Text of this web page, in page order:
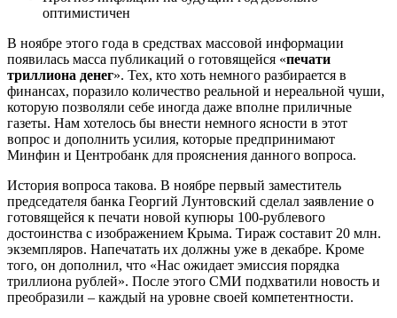
оптимистичен
В ноябре этого года в средствах массовой информации
появилась масса публикаций о готовящейся «печати
триллиона денег». Тех, кто хоть немного разбирается в
финансах, поразило количество реальной и нереальной чуши,
которую позволяли себе иногда даже вполне приличные
газеты. Нам хотелось бы внести немного ясности в этот
вопрос и дополнить усилия, которые предпринимают
Минфин и Центробанк для прояснения данного вопроса.
История вопроса такова. В ноябре первый заместитель
председателя банка Георгий Лунтовский сделал заявление о
готовящейся к печати новой купюры 100-рублевого
достоинства с изображением Крыма. Тираж составит 20 млн.
экземпляров. Напечатать их должны уже в декабре. Кроме
того, он дополнил, что «Нас ожидает эмиссия порядка
триллиона рублей». После этого СМИ подхватили новость и
преобразили – каждый на уровне своей компетентности.